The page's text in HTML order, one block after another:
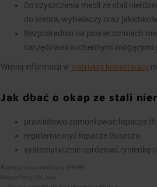
Do czyszczenia mebli ze stali
do srebra, wybielaczy oraz
Bezpośrednio na powierzchniach
narzędziami kuchennymi mogącymi
Więcej informacji w instrukcji konserwacji
Jak dbać o okap ze stali
prawidłowo zamontować łapacze
regularnie myć łapacze tłuszczu
systematycznie opróżniać rynienkę
Podmiot odpowiedzialny (GPSR):
Nazwa firmy: XXLinox